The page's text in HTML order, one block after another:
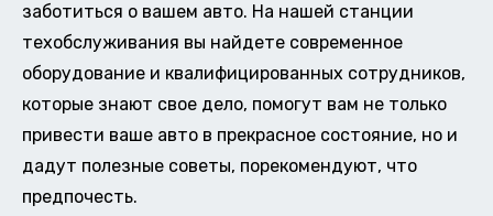
заботиться о вашем авто. На нашей станции
техобслуживания вы найдете современное
оборудование и квалифицированных сотрудников,
которые знают свое дело, помогут вам не только
привести ваше авто в прекрасное состояние, но и
дадут полезные советы, порекомендуют, что
предпочесть.